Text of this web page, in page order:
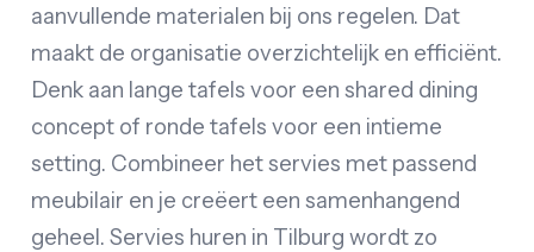
aanvullende materialen bij ons regelen. Dat
maakt de organisatie overzichtelijk en efficiënt.
Denk aan lange tafels voor een shared dining
concept of ronde tafels voor een intieme
setting. Combineer het servies met passend
meubilair en je creëert een samenhangend
geheel. Servies huren in Tilburg wordt zo